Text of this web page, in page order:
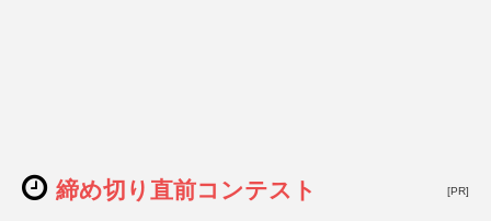
締め切り直前コンテスト [PR]